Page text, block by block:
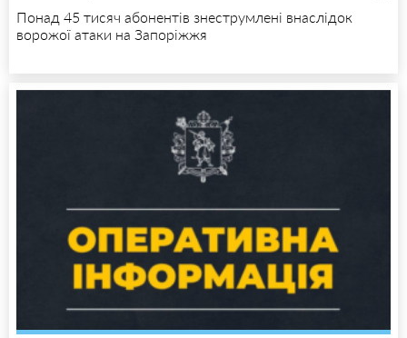
Понад 45 тисяч абонентів знеструмлені внаслідок
ворожої атаки на Запоріжжя